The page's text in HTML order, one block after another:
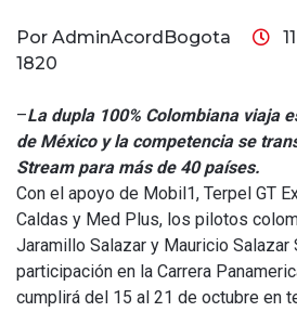
Por AdminAcordBogota
1820
–La dupla 100% Colombiana viaja
de México y la competencia se
Stream para más de 40 países.
Con el apoyo de Mobil1, Terpel GT
Caldas y Med Plus, los pilotos
Jaramillo Salazar y Mauricio Salazar
participación en la Carrera
cumplirá del 15 al 21 de octubre en